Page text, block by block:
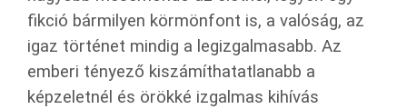
fikció bármilyen körmönfont is, a valóság, az
igaz történet mindig a legizgalmasabb. Az
emberi tényező kiszámíthatatlanabb a
képzeletnél és örökké izgalmas kihívás